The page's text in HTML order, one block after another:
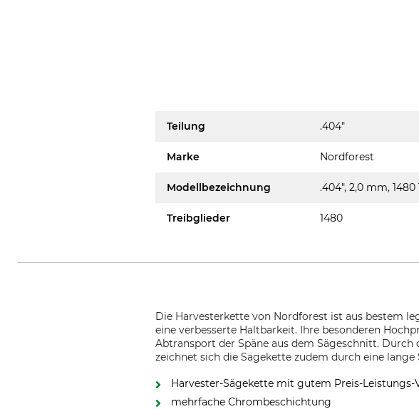
Teilung .404"
Marke Nordforest
Modellbezeichnung .404", 2,0 mm, 1480
Treibglieder 1480
Die Harvesterkette von Nordforest ist aus bestem
eine verbesserte Haltbarkeit. Ihre besonderen
Abtransport der Späne aus dem Sägeschnitt.
zeichnet sich die Sägekette zudem durch eine lange
Harvester-Sägekette mit gutem Preis-Leistungs-
mehrfache Chrombeschichtung